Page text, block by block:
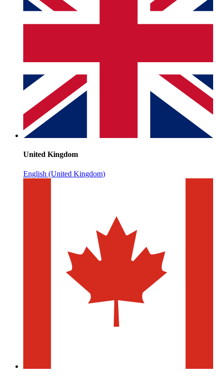
United Kingdom
English (United Kingdom)